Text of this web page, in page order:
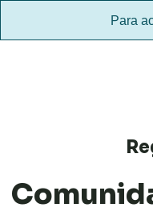
Para